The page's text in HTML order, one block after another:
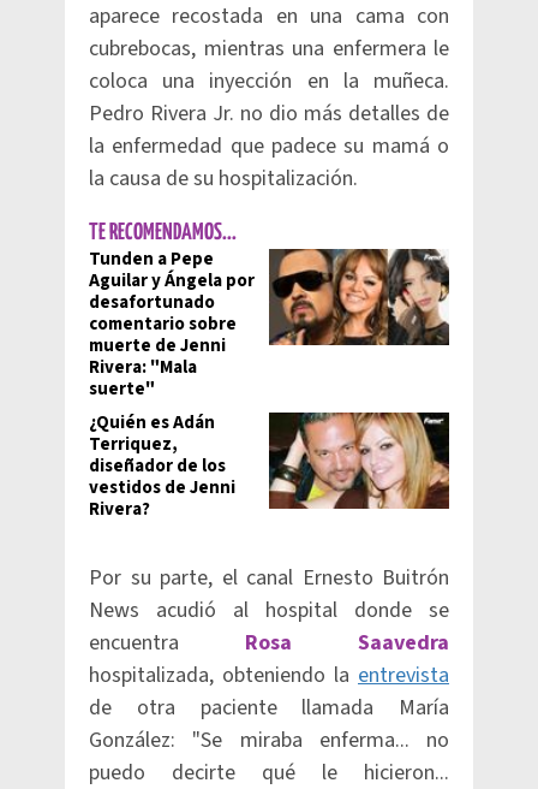
aparece recostada en una cama con
cubrebocas, mientras una enfermera le
coloca una inyección en la muñeca.
Pedro Rivera Jr. no dio más detalles de
la enfermedad que padece su mamá o
la causa de su hospitalización.
TE RECOMENDAMOS...
Tunden a Pepe
Aguilar y Ángela por
desafortunado
comentario sobre
muerte de Jenni
Rivera: "Mala
suerte"
¿Quién es Adán
Terriquez,
diseñador de los
vestidos de Jenni
Rivera?
Por su parte, el canal Ernesto Buitrón
News acudió al hospital donde se
encuentra Rosa Saavedra
hospitalizada, obteniendo la entrevista
de otra paciente llamada María
González: "Se miraba enferma... no
puedo decirte qué le hicieron...